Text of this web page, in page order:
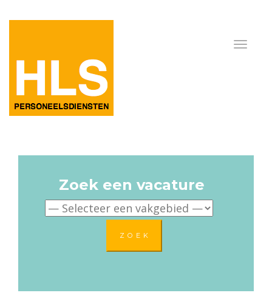
Zoek een vacature